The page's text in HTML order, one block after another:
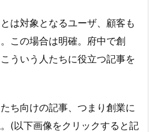
は対象となるユーザ、顧客も
この場合は明確。府中で創
ういう人たちに役立つ記事を
ち向けの記事、つまり創業に
(以下画像をクリックすると記